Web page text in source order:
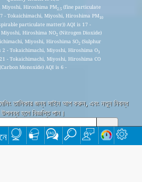
Miyoshi, Hiroshima PM2.5 (fine particulate
- Tokaichimachi, Miyoshi, Hiroshima PM10
particulate matter)) AQI is 17 -
Hiroshima NO2 (Nitrogen Dioxide)
Miyoshi, Hiroshima SO2(Sulphur
2 - Tokaichimachi, Miyoshi, Hiroshima O3
- Tokaichimachi, Miyoshi, Hiroshima CO
(Carbon Monoxide) AQI is 6 -
তালিকার জন্য সাইন আপ করুন, এবং নতুন নিবন্ধ
উপলব্ধ হলে বিজ্ঞপ্তি পান।
জমা